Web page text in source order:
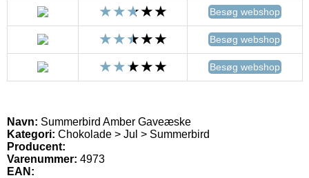
Besøg webshop
Besøg webshop
Besøg webshop
Navn: Summerbird Amber Gaveæske
Kategori: Chokolade > Jul > Summerbird
Producent:
Varenummer: 4973
EAN: